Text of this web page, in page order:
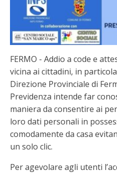
FERMO - Addio a code e
vicina ai cittadini, in
Direzione Provinciale di
Previdenza intende far
maniera da consentire ai
loro dati personali in
comodamente da casa
un solo clic.
Per agevolare agli utenti